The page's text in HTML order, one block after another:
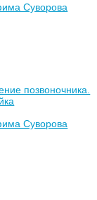
Суворова
позвоночника.
Суворова